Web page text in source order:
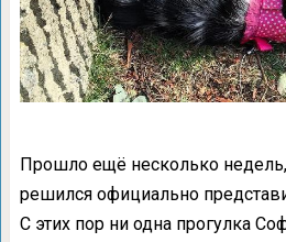
Прошло ещё несколько
решился официально
С этих пор ни одна прогулка